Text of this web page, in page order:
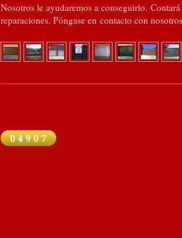
Nosotros le ayudaremos a conseguirlo.
reparaciones. Póngase en contacto con